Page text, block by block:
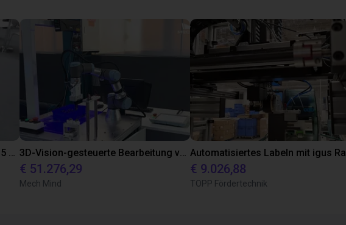
Kommissionierung mit Fairino FR 5 Roboter 3D-Vision-gesteuerte Bearbeitung von Getriebewellen
€ 51.276,29
Mech Mind
€ 9.026,88
TOPP Fördertechnik